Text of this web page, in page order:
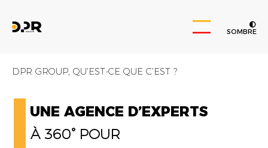
SOMBRE
DPR GROUP, QU’EST-CE QUE C’EST ?
UNE AGENCE D’EXPERTS
À 360° POUR